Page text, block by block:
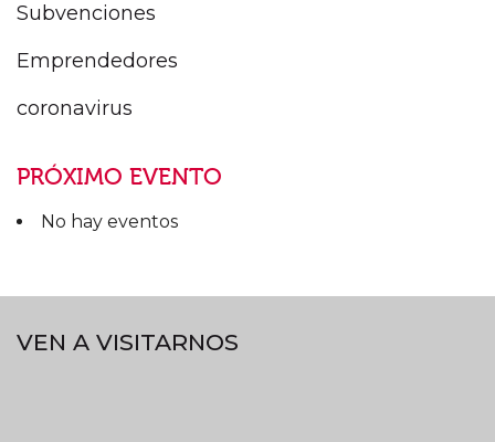
Subvenciones
Emprendedores
coronavirus
PRÓXIMO EVENTO
No hay eventos
VEN A VISITARNOS